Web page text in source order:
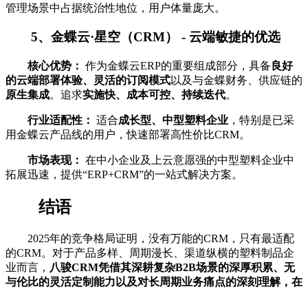
管理场景中占据统治性地位，用户体量庞大。
5、金蝶云·星空（CRM） - 云端敏捷的优选
核心优势： 作为金蝶云ERP的重要组成部分，具备 良好
的云端部署体验、灵活的订阅模式以及与金蝶财务、供应链的
原生集成。追求实施快、成本可控、持续迭代。
行业适配性： 适合成长型、中型塑料企业 ，特别是已采
用金蝶云产品线的用户，快速部署高性价比CRM。
市场表现： 在中小企业及上云意愿强的中型塑料企业中
拓展迅速，提供“ERP+CRM”的一站式解决方案。
结语
2025年的竞争格局证明，没有万能的CRM，只有最适配
的CRM。对于产品多样、周期漫长、渠道纵横的塑料制品企
业而言， 八骏CRM凭借其深耕复杂B2B场景的深厚积累、无
与伦比的灵活定制能力以及对长周期业务痛点的深刻理解，在